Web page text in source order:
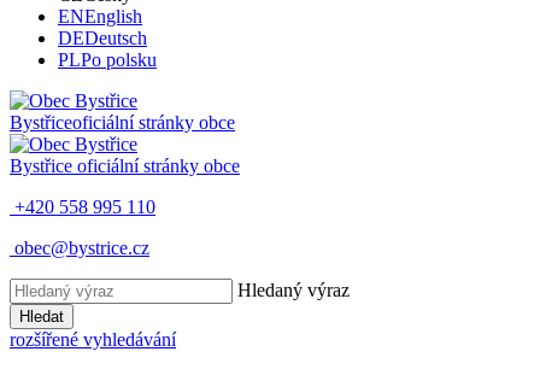
ENEnglish
DEDeutsch
PLPo polsku
Bystřiceoficiální stránky obce
Bystřice oficiální stránky obce
+420 558 995 110
obec@bystrice.cz
Hledaný výraz
Hledat
rozšířené vyhledávání